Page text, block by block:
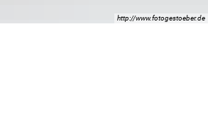
http://www.fotogestoeber.de